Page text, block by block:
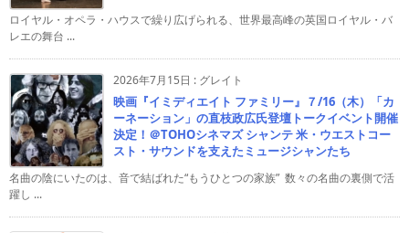
ロイヤル・オペラ・ハウスで繰り広げられる、世界最高峰の英国ロイヤル・バ
レエの舞台 ...
2026年7月15日 : グレイト
映画『イミディエイト ファミリー』７/16（木）「カ
ーネーション」の直枝政広氏登壇トークイベント開催
決定！＠TOHOシネマズ シャンテ 米・ウエストコー
スト・サウンドを支えたミュージシャンたち
名曲の陰にいたのは、音で結ばれた“もうひとつの家族” 数々の名曲の裏側で活
躍し ...